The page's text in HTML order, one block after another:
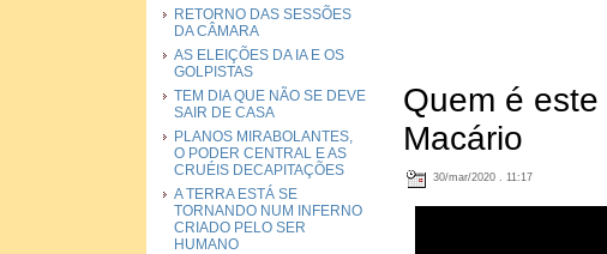
RETORNO DAS SESSÕES
DA CÂMARA
AS ELEIÇÕES DA IA E OS
GOLPISTAS
TEM DIA QUE NÃO SE DEVE
SAIR DE CASA
PLANOS MIRABOLANTES,
O PODER CENTRAL E AS
CRUÉIS DECAPITAÇÕES
A TERRA ESTÁ SE
TORNANDO NUM INFERNO
CRIADO PELO SER
HUMANO
Quem é este
Macário
30/mar/2020 . 11:17